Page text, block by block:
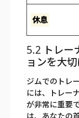
休息
5.2 トレー
ョンを大
ジムでのトレ
には、トレー
が非常に重要